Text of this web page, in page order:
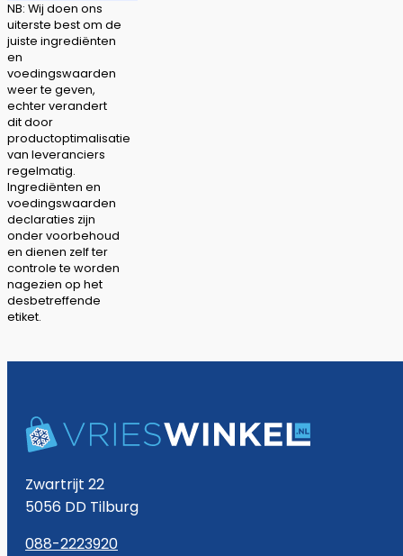
NB: Wij doen ons
uiterste best om de
juiste ingrediënten
en
voedingswaarden
weer te geven,
echter verandert
dit door
productoptimalisatie
van leveranciers
regelmatig.
Ingrediënten en
voedingswaarden
declaraties zijn
onder voorbehoud
en dienen zelf ter
controle te worden
nagezien op het
desbetreffende
etiket.
Zwartrijt 22
5056 DD Tilburg
088-2223920